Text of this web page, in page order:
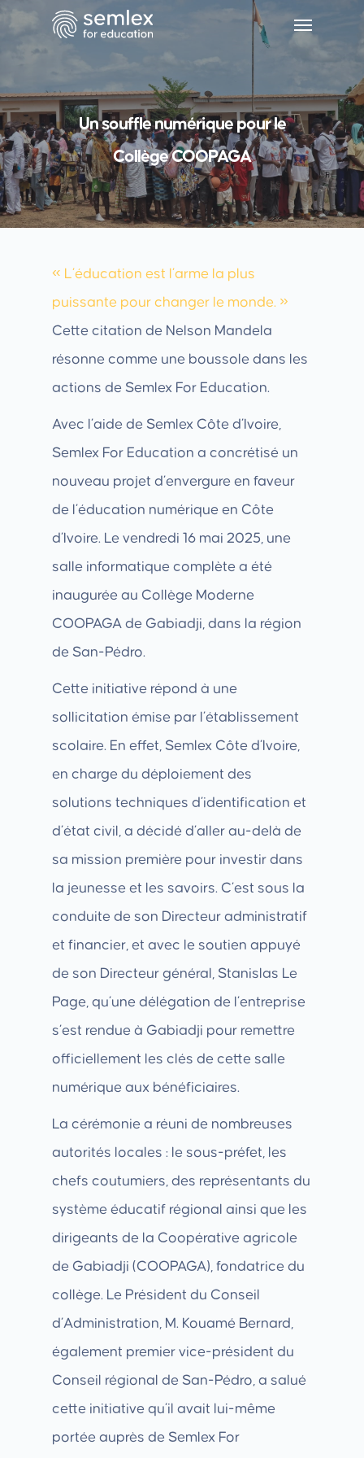
Un souffle numérique pour le
Collège COOPAGA
« L’éducation est l’arme la plus
puissante pour changer le monde. »
Cette citation de Nelson Mandela
résonne comme une boussole dans les
actions de Semlex For Education.
Avec l’aide de Semlex Côte d’Ivoire,
Semlex For Education a concrétisé un
nouveau projet d’envergure en faveur
de l’éducation numérique en Côte
d’Ivoire. Le vendredi 16 mai 2025, une
salle informatique complète a été
inaugurée au Collège Moderne
COOPAGA de Gabiadji, dans la région
de San-Pédro.
Cette initiative répond à une
sollicitation émise par l’établissement
scolaire. En effet, Semlex Côte d’Ivoire,
en charge du déploiement des
solutions techniques d’identification et
d’état civil, a décidé d’aller au-delà de
sa mission première pour investir dans
la jeunesse et les savoirs. C’est sous la
conduite de son Directeur administratif
et financier, et avec le soutien appuyé
de son Directeur général, Stanislas Le
Page, qu’une délégation de l’entreprise
s’est rendue à Gabiadji pour remettre
officiellement les clés de cette salle
numérique aux bénéficiaires.
La cérémonie a réuni de nombreuses
autorités locales : le sous-préfet, les
chefs coutumiers, des représentants du
système éducatif régional ainsi que les
dirigeants de la Coopérative agricole
de Gabiadji (COOPAGA), fondatrice du
collège. Le Président du Conseil
d’Administration, M. Kouamé Bernard,
également premier vice-président du
Conseil régional de San-Pédro, a salué
cette initiative qu’il avait lui-même
portée auprès de Semlex For